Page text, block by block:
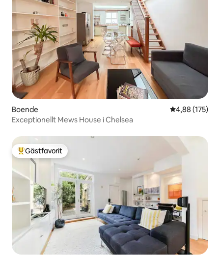
Boende 4,88 av 5 i
4,88 (175)
Exceptionellt Mews House i Chelsea
Populär gästfavorit
Gästfavorit